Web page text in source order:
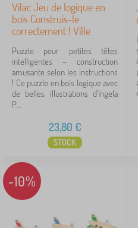
Vilac Jeu de logique en
bois Construis-le
correctement ! Ville
Puzzle pour petites têtes
intelligentes – construction
amusante selon les instructions
! Ce puzzle en bois logique avec
de belles illustrations d'Ingela
P....
23,80 €
STOCK
-10%